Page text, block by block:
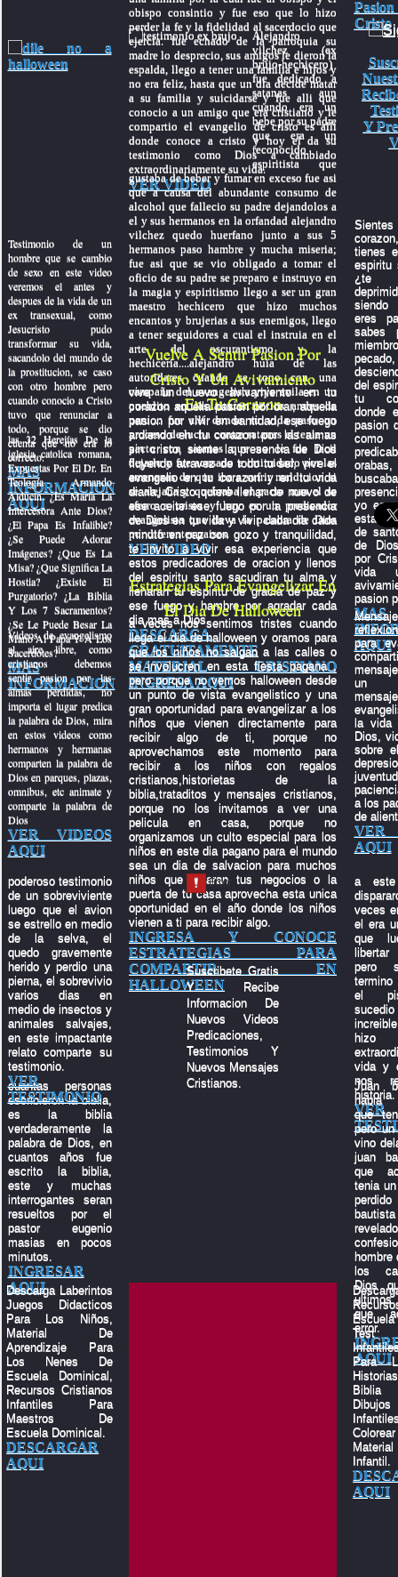
Testimonio de un
hombre que se cambio
de sexo en este video
veremos el antes y
despues de la vida de un
ex transexual, como
Jesucristo pudo
transformar su vida,
sacandolo del mundo de
la prostitucion, se caso
con otro hombre pero
cuando conocio a Cristo
tuvo que renunciar a
todo, porque se dio
cuenta que no era lo
correcto.
MAS
INFORMACION
AQUI
las 32 Herejías De la
iglesia catolica romana,
Expuestas Por El Dr. En
Teología Armando
Alducin. ¿Es María La
Intercesora Ante Dios?
¿El Papa Es Infalible?
¿Se Puede Adorar
Imágenes? ¿Que Es La
Misa? ¿Que Significa La
Hostia? ¿Existe El
Purgatorio? ¿La Biblia
Y Los 7 Sacramentos?
¿Se Le Puede Besar La
Mano Al Papa Y A Los
Sacerdotes?
MAS
INFORMACION
Videos de evangelismo
al aire libre, como
cristianos debemos
sentir pasion por las
almas perdidas, no
importa el lugar predica
la palabra de Dios, mira
en estos videos como
hermanos y hermanas
comparten la palabra de
Dios en parques, plazas,
omnibus, etc animate y
comparte la palabra de
Dios
VER VIDEOS
AQUI
obispo consintio y fue eso que lo hizo
perder la fe y la fidelidad al sacerdocio que
ejercia. fue echado de la parroquia su
madre lo desprecio, sus amigos le dieron la
espalda, llego a tener una familia e hijos y
no era feliz, hasta que un dia decide matar
a su familia y suicidarse y fue alli que
conocio a un amigo que era cristiano y le
compartio el evangelio de cristo es alli
donde conoce a cristo y hoy el da su
testimonio como Dios a cambiado
extraordinariamente su vida.
VER VIDEO
Alejandro
vilchez (ex
brujo-hechicero)
fue dedicado a
satanas aun
cuando era un
bebe por su padre
que era un
reconocido
espiritista que
gustaba de beber y fumar en exceso fue asi
que a causa del abundante consumo de
alcohol que fallecio su padre dejandolos a
el y sus hermanos en la orfandad alejandro
vilchez quedo huerfano junto a sus 5
hermanos paso hambre y mucha miseria;
fue asi que se vio obligado a tomar el
oficio de su padre se preparo e instruyo en
la magia y espiritismo llego a ser un gran
maestro hechicero que hizo muchos
encantos y brujerias a sus enemigos, llego
a tener seguidores a cual el instruia en el
arte del oscurantismo y la
hechiceria....alejandro huia de las
autoridares cuando se topo con una
campaña del evangelista yiye avila en un
pueblito en las alturas de los andes de
peru.... fue alli donde su vida paso un
proceso de lucha contra satanas el tenia un
pacto con satanas que no le fue facil
dejarlo y fue acosado e intimidado por las
amenazas de que iba a sufrir maldicion si
se alejaba y quebraba el pacto mas el se
aferro a cristo y hoy es un predicador
evangelista que lleva la palabra de Dios
por diferentes paises.
VER VIDEO
Vuelve A Sentir Pasion Por
Cristo Y Un Avivamiento
En Tu Corazon
vive un nuevo avivamiento en tu
corazon aquella pasion por orar, aquella
pasion por vivir en santidad, ese fuego
ardiendo en tu corazon por las almas
sin cristo, siente la presencia de Dios
fluyendo atravez de todo tu ser, vive el
evangelio en tu corazon y en tu vida
diaria, Cristo quiere llenar de nuevo de
ese aceite ese fuego por la presencia
de Dios en tu vida y vivir cada dia cada
minuto en paz con gozo y tranquilidad,
te invito a vivir esa experiencia que
estos predicadores de oracion y llenos
del espiritu santo sacudiran tu alma y
llenaran tu espiritu de gracia de paz y
ese fuego y hambre por agradar cada
dia mas a Dios.
DESCARGA
GRATUITAMENTE
MATERIAL CRISTIANO
INGRESA AQUI
Estrategias Para Evangelizar En
El Dia De Halloween
a veces nos sentimos tristes cuando
llega el dia de halloween y oramos para
que los niños no salgan a las calles o
se involucren en esta fiesta pagana ,
pero porque no vemos halloween desde
un punto de vista evangelistico y una
gran oportunidad para evangelizar a los
niños que vienen directamente para
recibir algo de ti, porque no
aprovechamos este momento para
recibir a los niños con regalos
cristianos,historietas de la
biblia,trataditos y mensajes cristianos,
porque no los invitamos a ver una
pelicula en casa, porque no
organizamos un culto especial para los
niños en este dia pagano para el mundo
sea un dia de salvacion para muchos
niños que tocaran tus negocios o la
puerta de tu casa aprovecha esta unica
oportunidad en el año donde los niños
vienen a ti para recibir algo.
INGRESA Y CONOCE
ESTRATEGIAS PARA
COMPARTIR EN
HALLOWEEN
Cristo
Y
tienes
espiritu
¿te
siendo
eres
sabes
del
tu
donde
pasion
como
yo
estas
de
de
por
vida
pasion
MAS
AQUI
para
un
mensaje
la
Dios,
sobre
a los
de
VER
AQUI
poderoso testimonio
de un sobreviviente
luego que el avion
se estrello en medio
de la selva, el
quedo gravemente
herido y perdio una
pierna, el sobrevivio
varios dias en
medio de insectos y
animales salvajes,
en este impactante
relato comparte su
testimonio.
VER
TESTIMONIO
cuantas personas
escribieron la biblia,
es la biblia
verdaderamente la
palabra de Dios, en
cuantos años fue
escrito la biblia,
este y muchas
interrogantes seran
resueltos por el
pastor eugenio
masias en pocos
minutos.
INGRESAR
AQUI
Suscribete Gratis
Y Recibe
Informacion De
Nuevos Videos
Predicaciones,
Testimonios Y
Nuevos Mensajes
Cristianos.
a
veces
el era
que
pero
el
vida y
nos
historia.
VER
Juan
habia
que
pero
vino
juan
que
tenia
hombre
los
Dios
que
error.
AQUI
Descarga Laberintos
Juegos Didacticos
Para Los Niños,
Material De
Aprendizaje Para
Los Nenes De
Escuela Dominical,
Recursos Cristianos
Infantiles Para
Maestros De
Escuela Dominical.
DESCARGAR
AQUI
Test
Para
Infantil.
AQUI